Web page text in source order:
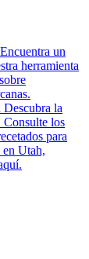
Encuentra un
herramienta
Descubra la
Consulte los
para
en Utah,